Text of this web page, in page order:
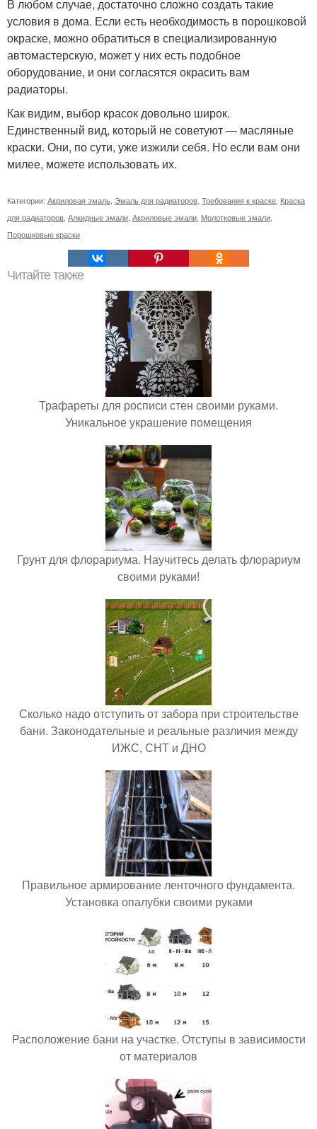
В любом случае, достаточно сложно создать такие
условия в дома. Если есть необходимость в порошковой
окраске, можно обратиться в специализированную
автомастерскую, может у них есть подобное
оборудование, и они согласятся окрасить вам
радиаторы.
Как видим, выбор красок довольно широк.
Единственный вид, который не советуют — масляные
краски. Они, по сути, уже изжили себя. Но если вам они
милее, можете использовать их.
Категории: Акриловая эмаль Эмаль для радиаторов Требования к краске Краска
для радиаторов Алкидные эмали Акриловые эмали Молотковые эмали
Порошковые краски
Читайте также
Трафареты для росписи стен своими руками.
Уникальное украшение помещения
Грунт для флорариума. Научитесь делать флорариум
своими руками!
Сколько надо отступить от забора при строительстве
бани. Законодательные и реальные различия между
ИЖС, СНТ и ДНО
Правильное армирование ленточного фундамента.
Установка опалубки своими руками
Расположение бани на участке. Отступы в зависимости
от материалов